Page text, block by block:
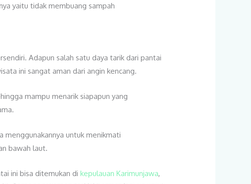
yaitu tidak membuang sampah
Adapun salah satu daya tarik dari pantai
ini sangat aman dari angin kencang.
mampu menarik siapapun yang
menggunakannya untuk menikmati
bawah laut.
ini bisa ditemukan dikepulauan Karimunjawa,